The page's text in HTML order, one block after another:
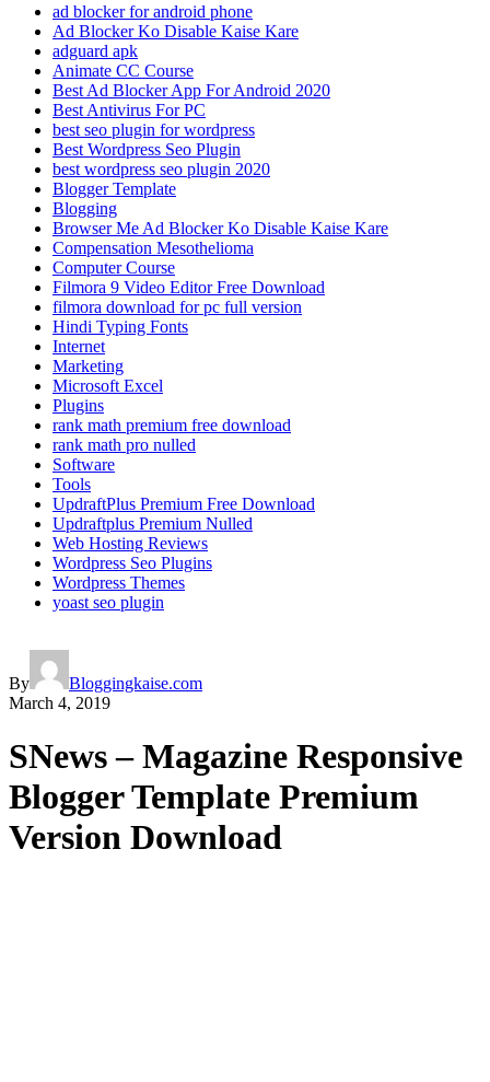
ad blocker for android phone
Ad Blocker Ko Disable Kaise Kare
adguard apk
Animate CC Course
Best Ad Blocker App For Android 2020
Best Antivirus For PC
best seo plugin for wordpress
Best Wordpress Seo Plugin
best wordpress seo plugin 2020
Blogger Template
Blogging
Browser Me Ad Blocker Ko Disable Kaise Kare
Compensation Mesothelioma
Computer Course
Filmora 9 Video Editor Free Download
filmora download for pc full version
Hindi Typing Fonts
Internet
Marketing
Microsoft Excel
Plugins
rank math premium free download
rank math pro nulled
Software
Tools
UpdraftPlus Premium Free Download
Updraftplus Premium Nulled
Web Hosting Reviews
Wordpress Seo Plugins
Wordpress Themes
yoast seo plugin
By
Bloggingkaise.com
March 4, 2019
SNews – Magazine Responsive
Blogger Template Premium
Version Download